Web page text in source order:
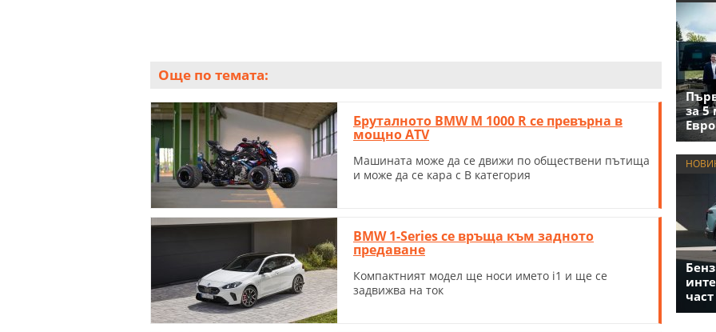
Още по темата:
Бруталното BMW M 1000 R се превърна в
мощно ATV
Машината може да се движи по обществени пътища
и може да се кара с В категория
BMW 1-Series се връща към задното
предаване
Компактният модел ще носи името i1 и ще се
задвижва на ток
за 5
част